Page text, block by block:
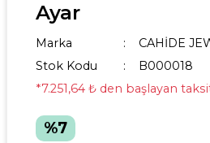
Ayar
Marka
CAHİDE
Stok Kodu
B000018
*7.251,64 ₺ den başlayan
%7